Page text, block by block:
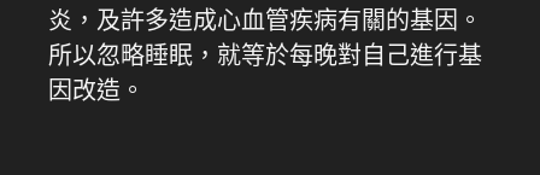
炎，及許多造成心血管疾病有關的基因。
所以忽略睡眠，就等於每晚對自己進行基
因改造。